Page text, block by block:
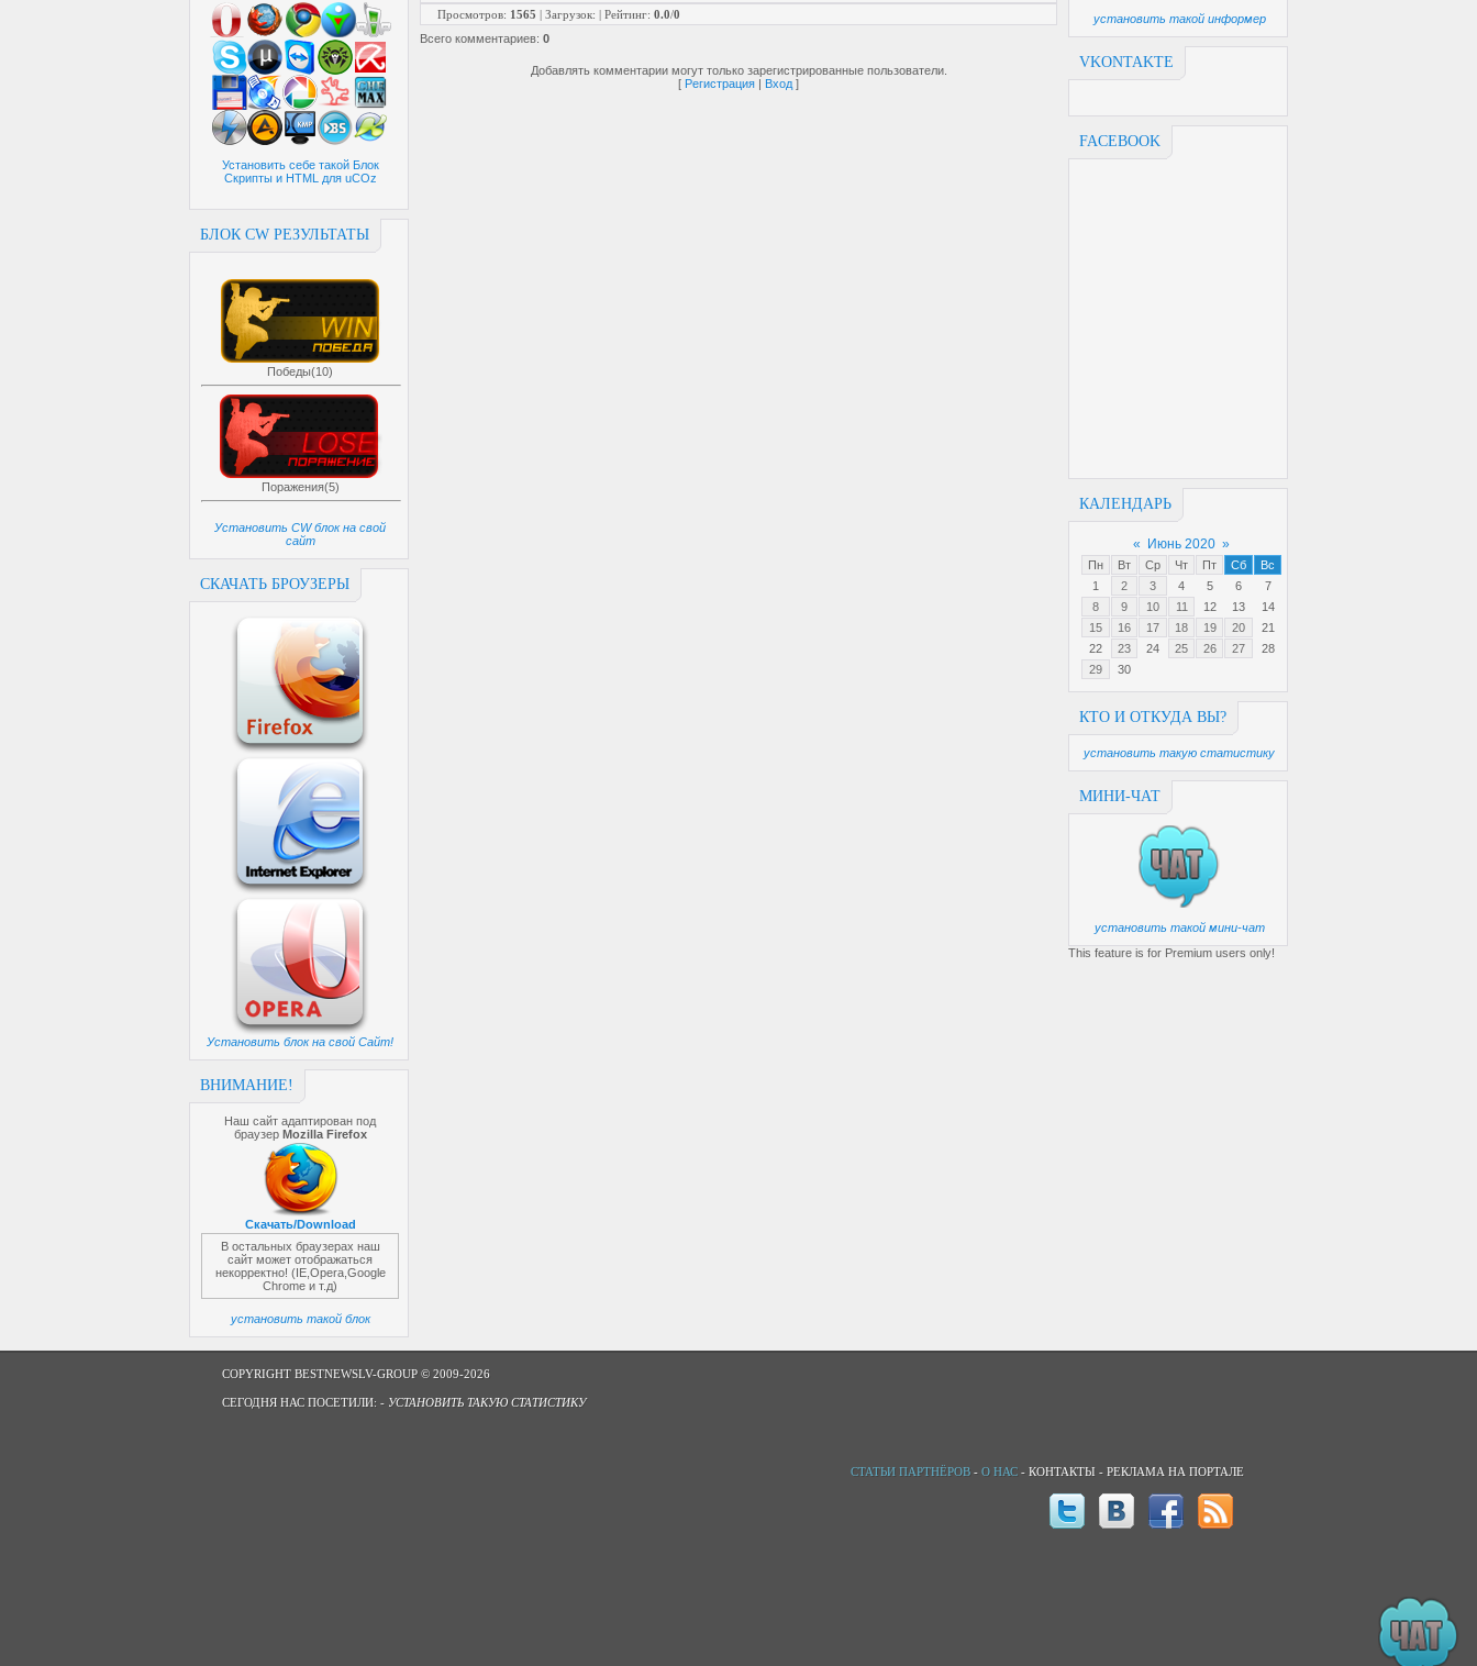
Установить себе такой Блок
Скрипты и HTML для uCOz
БЛОК CW РЕЗУЛЬТАТЫ
Победы(10)
Поражения(5)
Установить CW блок на свой
сайт
СКАЧАТЬ БРОУЗЕРЫ
Установить блок на свой Сайт!
ВНИМАНИЕ!
Наш сайт адаптирован под
браузер Mozilla Firefox
Скачать/Download
В остальных браузерах наш
сайт может отображаться
некорректно! (IE,Opera,Google
Chrome и т.д)
установить такой блок
установить такой информер
VKONTAKTE
FACEBOOK
КАЛЕНДАРЬ
« Июнь 2020 »
Пн Вт Ср Чт Пт Сб
Вс
1
2 3 4 5 6
7
8
9 10 11 12 13
14
15
16 17 18 19 20
21
22
23 24 25 26 27
28
29
30
КТО И ОТКУДА ВЫ?
установить такую статистику
МИНИ-ЧАТ
установить такой мини-чат
This feature is for Premium users only!
Просмотров: 1565 | Загрузок: | Рейтинг: 0.0/0
Всего комментариев: 0
Добавлять комментарии могут только зарегистрированные пользователи.
[ Регистрация | Вход ]
COPYRIGHT BESTNEWSLV-GROUP © 2009-2026
СЕГОДНЯ НАС ПОСЕТИЛИ: - УСТАНОВИТЬ ТАКУЮ СТАТИСТИКУ
СТАТЬИ ПАРТНЁРОВ - О НАС - КОНТАКТЫ - РЕКЛАМА НА ПОРТАЛЕ